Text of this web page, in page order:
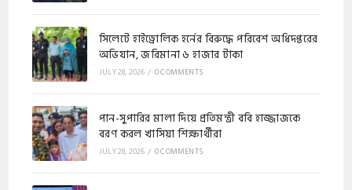
​সিলেটে হাইড্রোলিক হর্নের বিরুদ্ধে পরিবেশ অধিদপ্তরের
অভিযান, জরিমানা ৬ হাজার টাকা
JULY 28, 2026 / 0 COMMENTS
পান-সুপারির মালা দিয়ে প্রতিমন্ত্রী ববি হাজ্জাজকে
বরণ করল খাসিয়া শিক্ষার্থীরা
JULY 28, 2026 / 0 COMMENTS